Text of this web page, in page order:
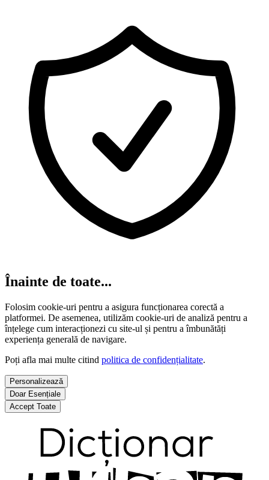
Înainte de toate...
Folosim cookie-uri pentru a asigura funcționarea corectă a
platformei. De asemenea, utilizăm cookie-uri de analiză pentru a
înțelege cum interacționezi cu site-ul și pentru a îmbunătăți
experiența generală de navigare.
Poți afla mai multe citind politica de confidențialitate.
Personalizează
Doar Esențiale
Accept Toate